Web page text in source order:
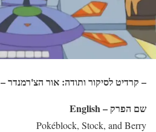
– קרדיט לסיקור ותודה: אור הצ'רמנדר –
שם הפרק – English
Pokéblock, Stock, and Berry